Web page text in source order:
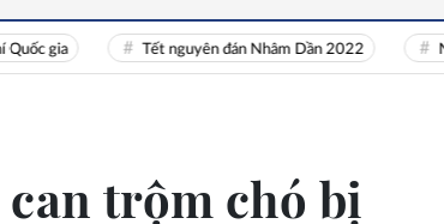
Tết nguyên đán Nhâm Dần 2022 Nguồn
trộm chó bị